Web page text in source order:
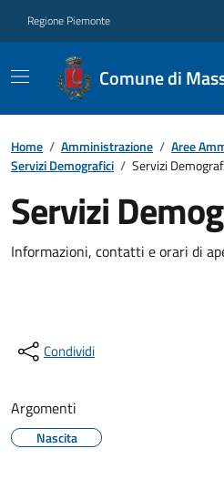
Regione Piemonte
Comune di
Home / Amministrazione / Aree
Servizi Demografici / Servizi
Servizi
Informazioni, contatti e orari di
Condividi
Argomenti
Nascita